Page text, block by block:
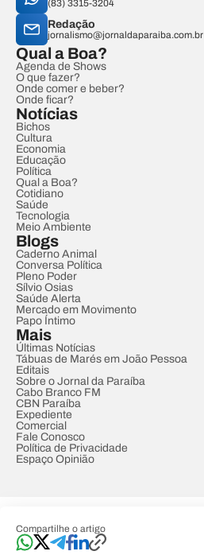
Compartilhe o artigo
(83) 3315-3204
Redação
jornalismo@jornaldaparaiba.com.br
Qual a Boa?
Agenda de Shows
O que fazer?
Onde comer e beber?
Onde ficar?
Notícias
Bichos
Cultura
Economia
Educação
Política
Qual a Boa?
Cotidiano
Saúde
Tecnologia
Meio Ambiente
Blogs
Caderno Animal
Conversa Política
Pleno Poder
Sílvio Osias
Saúde Alerta
Mercado em Movimento
Papo Íntimo
Mais
Últimas Notícias
Tábuas de Marés em João Pessoa
Editais
Sobre o Jornal da Paraíba
Cabo Branco FM
CBN Paraíba
Expediente
Comercial
Fale Conosco
Política de Privacidade
Espaço Opinião
Developed by Designed by